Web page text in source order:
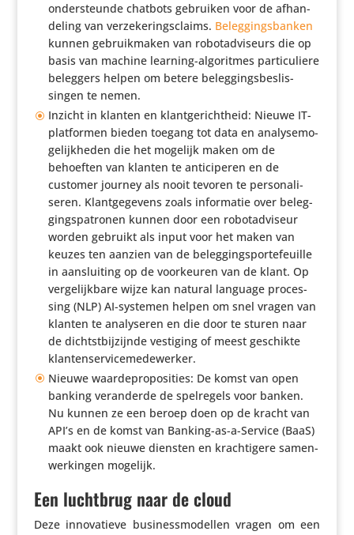
onder­steunde chatbots gebruiken voor de afhan­
de­ling van verze­ke­rings­claims. Beleg­gings­banken
kunnen gebruik­maken van robotad­vi­seurs die op
basis van machine learning-algo­ritmes parti­cu­liere
beleggers helpen om betere beleg­gings­be­slis­
singen te nemen.
Inzicht in klanten en klant­ge­richt­heid: Nieuwe IT-
plat­formen bieden toegang tot data en analy­se­mo­
ge­lijk­heden die het mogelijk maken om de
behoeften van klanten te anti­ci­peren en de
customer journey als nooit tevoren te perso­na­li­
seren. Klant­ge­ge­vens zoals infor­matie over beleg­
gings­pa­tronen kunnen door een robotad­vi­seur
worden gebruikt als input voor het maken van
keuzes ten aanzien van de beleg­gings­por­te­feuille
in aanslui­ting op de voor­keuren van de klant. Op
verge­lijk­bare wijze kan natural language proces­
sing (NLP) AI-systemen helpen om snel vragen van
klanten te analy­seren en die door te sturen naar
de dichtst­bij­zijnde vestiging of meest geschikte
klantenservicemedewerker.
Nieuwe waar­de­pro­po­si­ties: De komst van open
banking veran­derde de spel­re­gels voor banken.
Nu kunnen ze een beroep doen op de kracht van
API’s en de komst van Banking-as-a-Service (BaaS)
maakt ook nieuwe diensten en krach­ti­gere samen­
wer­kingen mogelijk.
Een luchtbrug naar de cloud
Deze inno­va­tieve busi­ness­mo­dellen vragen om een